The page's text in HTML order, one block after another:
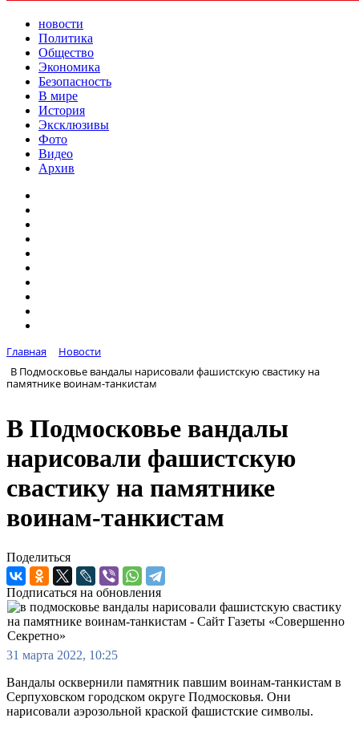
новости
Политика
Общество
Экономика
Безопасность
В мире
История
Эксклюзивы
Фото
Видео
Архив
Главная
Новости
В Подмосковье вандалы нарисовали фашистскую свастику на
памятнике воинам-танкистам
В Подмосковье вандалы
нарисовали фашистскую
свастику на памятнике
воинам-танкистам
Поделиться
Подписаться на обновления
31 марта 2022, 10:25
Вандалы осквернили памятник павшим воинам-танкистам в
Серпуховском городском округе Подмосковья. Они
нарисовали аэрозольной краской фашистские символы.